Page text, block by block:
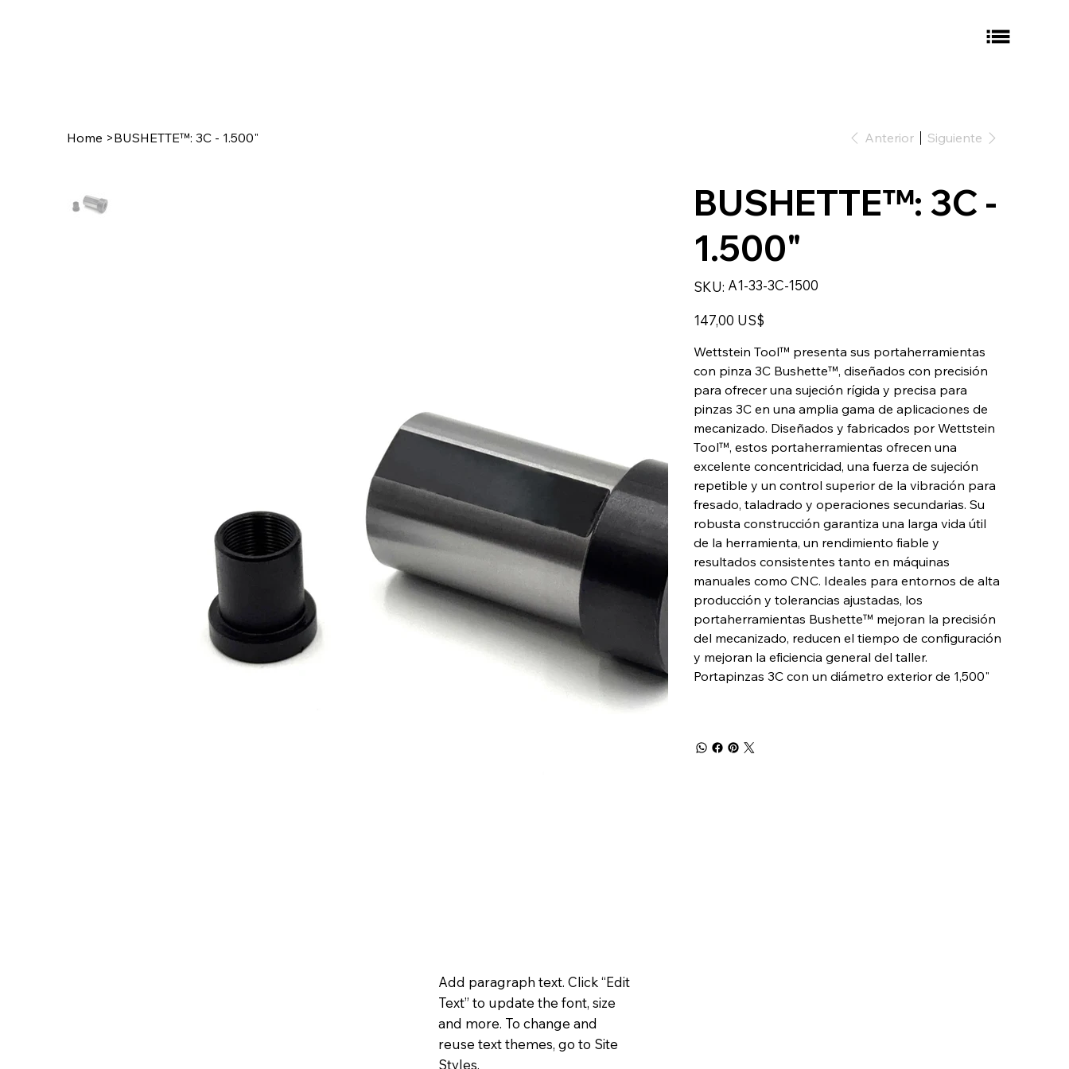
Home >BUSHETTE™: 3C - 1.500" Anterior Siguiente
BUSHETTE™: 3C -
1.500"
SKU:
SKU
A1-
1500
A1-33-3C-1500
Precio
147,00 US$
Wettstein Tool™ presenta sus portaherramientas
con pinza 3C Bushette™, diseñados con precisión
para ofrecer una sujeción rígida y precisa para
pinzas 3C en una amplia gama de aplicaciones de
mecanizado. Diseñados y fabricados por Wettstein
Tool™, estos portaherramientas ofrecen una
excelente concentricidad, una fuerza de sujeción
repetible y un control superior de la vibración para
fresado, taladrado y operaciones secundarias. Su
robusta construcción garantiza una larga vida útil
de la herramienta, un rendimiento fiable y
resultados consistentes tanto en máquinas
manuales como CNC. Ideales para entornos de alta
producción y tolerancias ajustadas, los
portaherramientas Bushette™ mejoran la precisión
del mecanizado, reducen el tiempo de configuración
y mejoran la eficiencia general del taller.
Portapinzas 3C con un diámetro exterior de 1,500"
Add paragraph text. Click “Edit
Text” to update the font, size
and more. To change and
reuse text themes, go to Site
Styles.